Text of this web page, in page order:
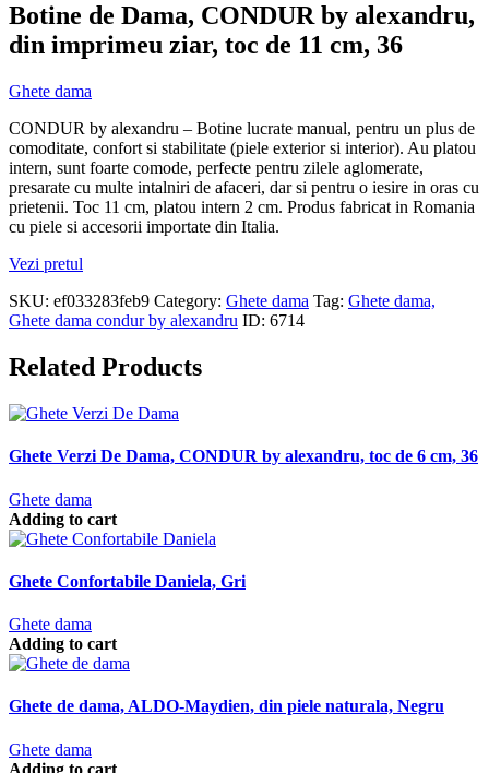
Botine de Dama, CONDUR by alexandru,
din imprimeu ziar, toc de 11 cm, 36
Ghete dama
CONDUR by alexandru – Botine lucrate manual, pentru un plus de
comoditate, confort si stabilitate (piele exterior si interior). Au platou
intern, sunt foarte comode, perfecte pentru zilele aglomerate,
presarate cu multe intalniri de afaceri, dar si pentru o iesire in oras cu
prietenii. Toc 11 cm, platou intern 2 cm. Produs fabricat in Romania
cu piele si accesorii importate din Italia.
Vezi pretul
SKU: ef033283feb9 Category: Ghete dama Tag: Ghete dama,
Ghete dama condur by alexandru ID: 6714
Related Products
Ghete Verzi De Dama, CONDUR by alexandru, toc de 6 cm, 36
Ghete dama
Adding to cart
Ghete Confortabile Daniela, Gri
Ghete dama
Adding to cart
Ghete de dama, ALDO-Maydien, din piele naturala, Negru
Ghete dama
Adding to cart